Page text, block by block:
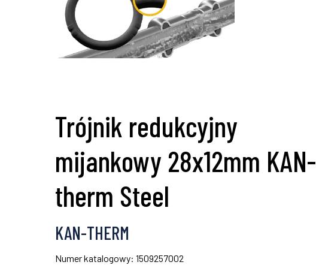
Trójnik redukcyjny
mijankowy 28x12mm KAN-
therm Steel
KAN-THERM
Numer katalogowy: 1509257002